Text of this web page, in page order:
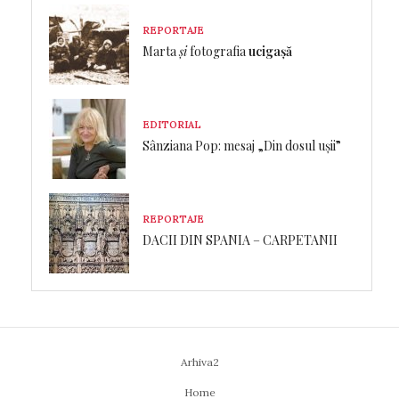
REPORTAJE
Martașifotografiaucigașă
EDITORIAL
Sânziana Pop: mesaj „Din dosul ușii”
REPORTAJE
DACII DIN SPANIA – CARPETANII
Arhiva2
Home